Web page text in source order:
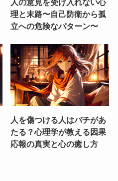
人の意見を受け入れない心
理と末路〜自己防衛から孤
立への危険なパターン〜
人を傷つける人はバチがあ
たる？心理学が教える因果
応報の真実と心の癒し方